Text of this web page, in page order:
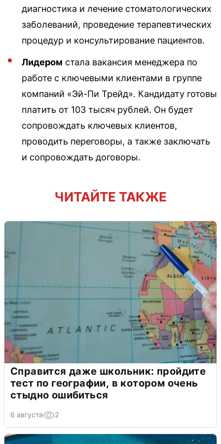
диагностика и лечение стоматологических
заболеваний, проведение терапевтических
процедур и консультирование пациентов.
Лидером стала вакансия менеджера по
работе с ключевыми клиентами в группе
компаний «Эй-Пи Трейд». Кандидату готовы
платить от 103 тысяч рублей. Он будет
сопровождать ключевых клиентов,
проводить переговоры, а также заключать
и сопровождать договоры.
ЧИТАЙТЕ ТАКЖЕ
Справится даже школьник: пройдите
тест по географии, в котором очень
стыдно ошибиться
6 августа 2